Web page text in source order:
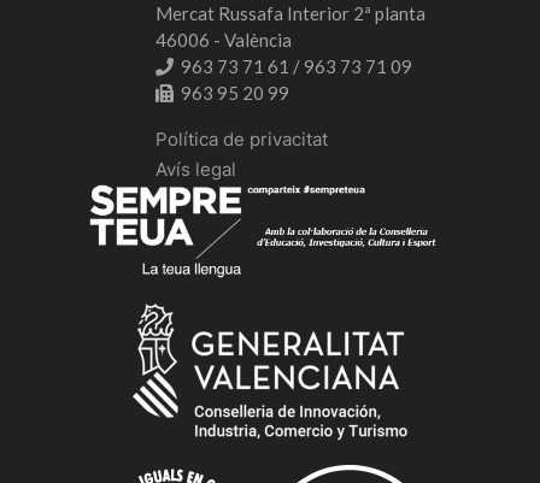
Mercat Russafa Interior 2ª planta
46006 - València
963 73 71 61 / 963 73 71 09
963 95 20 99
Política de privacitat
Avís legal